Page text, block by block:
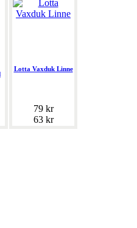
Lotta Vaxduk Linne
79 kr
63 kr